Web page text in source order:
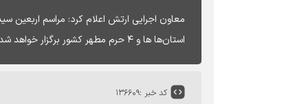
استان‌ها ها و ۴ حرم مطهر کشور برگزار خواهد شد.
کد خبر :۱۳۶۶۰۹